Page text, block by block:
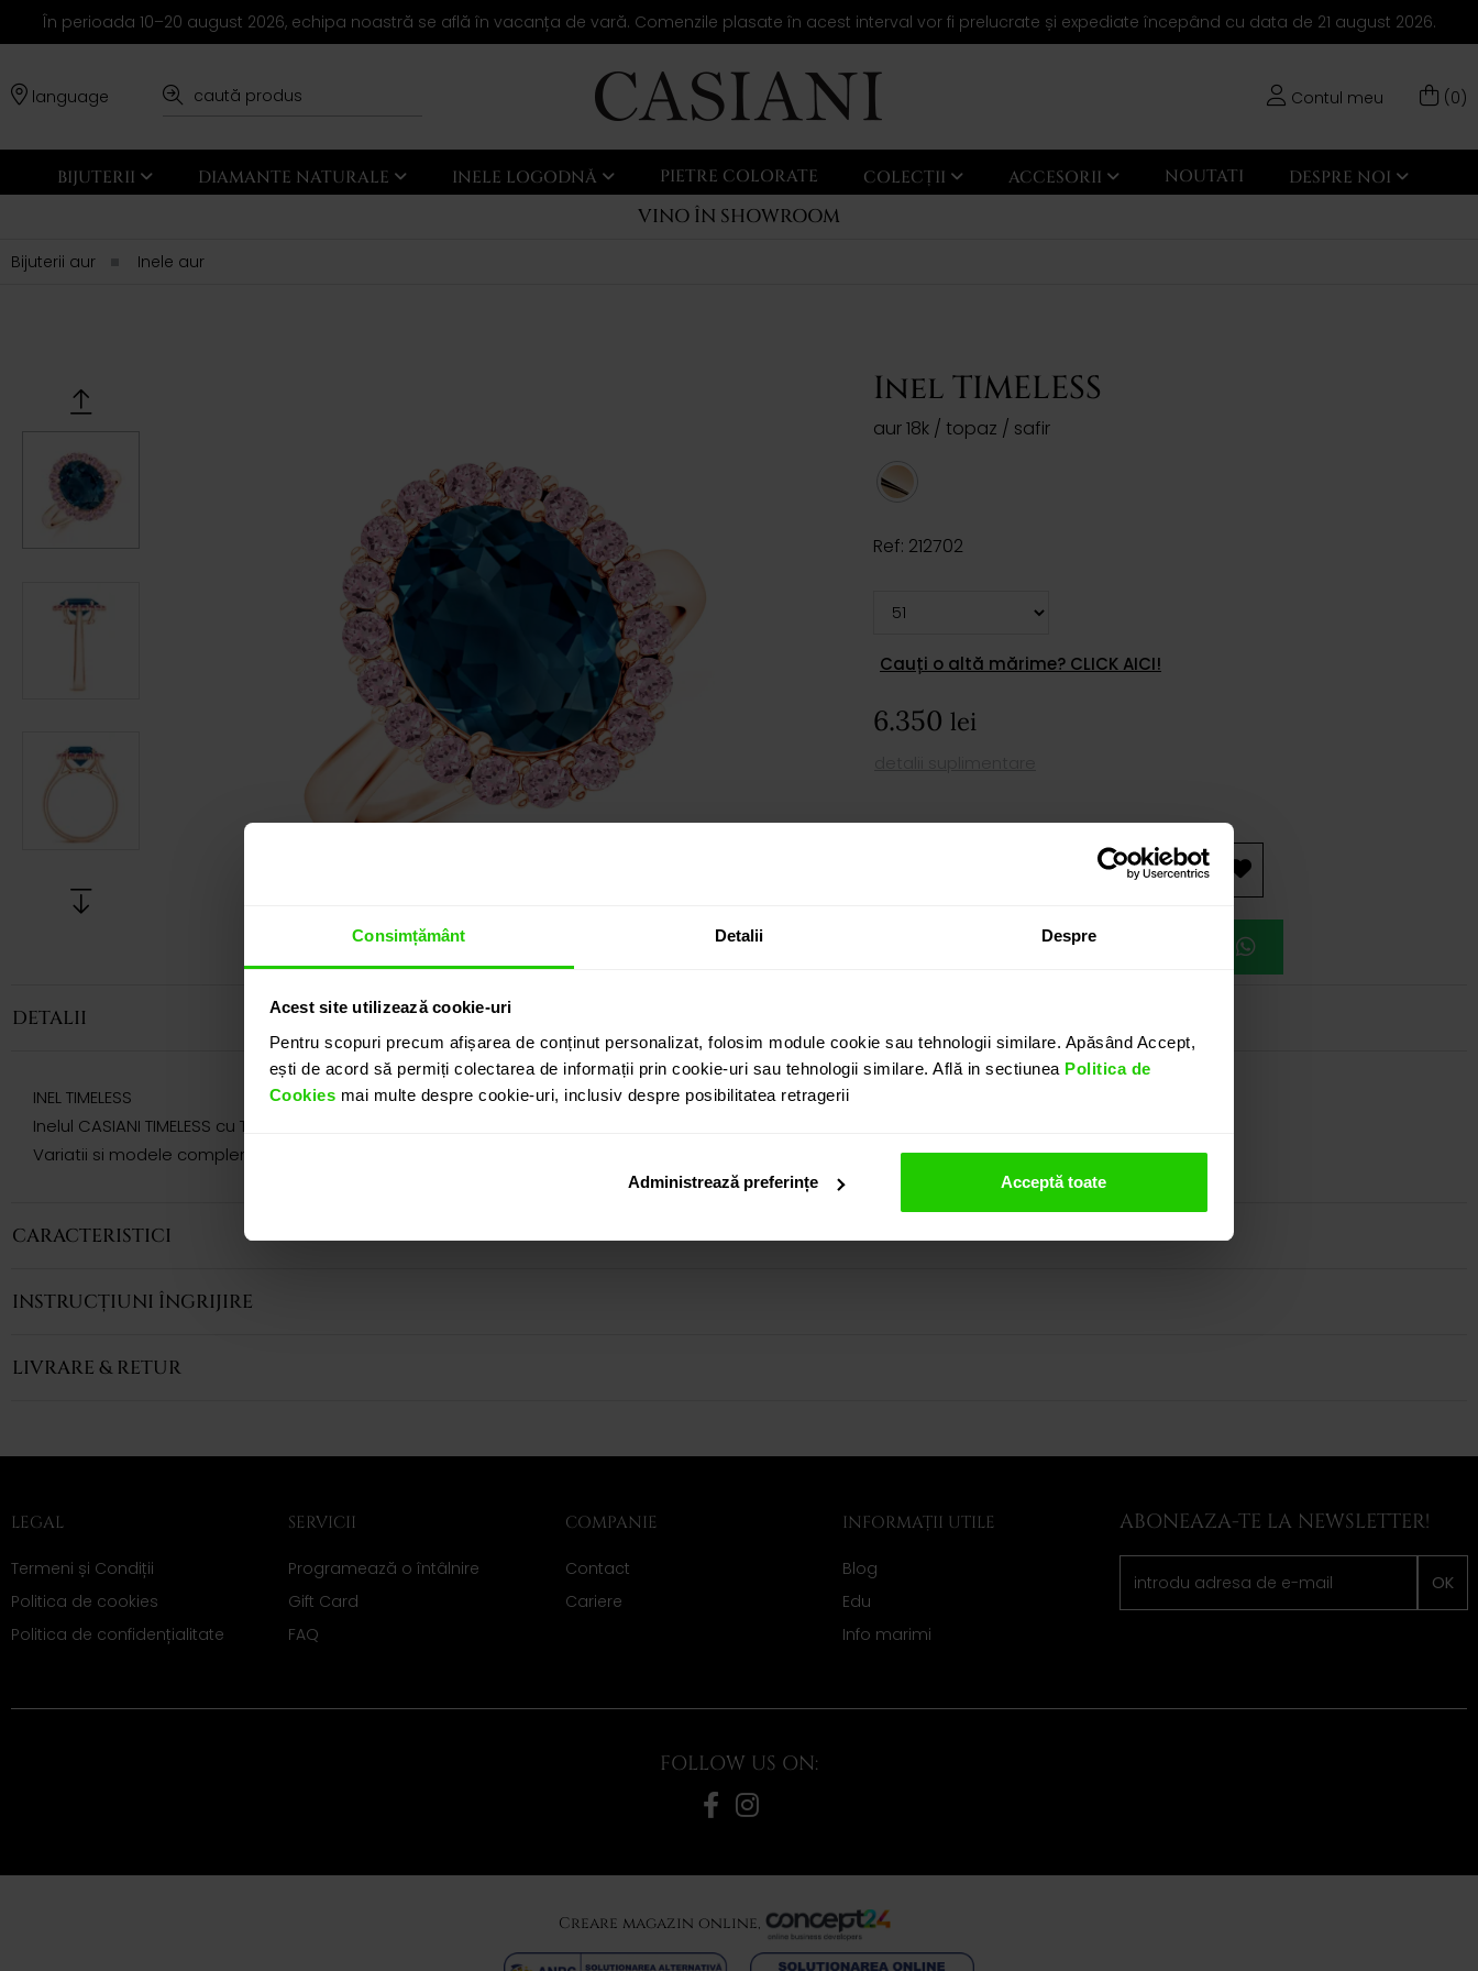
Consimțământ Detalii Despre
Acest site utilizează cookie-uri
Pentru scopuri precum afișarea de conținut personalizat, folosim module cookie sau tehnologii similare. Apăsând Accept,
ești de acord să permiți colectarea de informații prin cookie-uri sau tehnologii similare. Află in sectiunea Politica de
Cookies mai multe despre cookie-uri, inclusiv despre posibilitatea retragerii
Administrează preferințe Acceptă toate
În perioada 10–20 august 2026, echipa noastră se află în vacanța de vară. Comenzile plasate în acest interval vor fi prelucrate și expediate începând cu data de 21 august 2026.
language Contul meu (0)
BIJUTERII DIAMANTE NATURALE INELE LOGODNĂ PIETRE COLORATE COLECȚII ACCESORII NOUTATI DESPRE NOI
VINO ÎN SHOWROOM
Bijuterii aur Inele aur
Inel TIMELESS
aur 18k / topaz / safir
Ref: 212702
Cauți o altă mărime? CLICK AICI!
6.350 lei
ADAUGĂ ÎN COȘ
PROGRAMEAZĂ O ÎNTÂLNIRE
DETALII
INEL TIMELESS
Inelul CASIANI TIMELESS cu Topaz london si Safire roz este o bijuterie clasica si eleganta realizata in aur roz de 18k.
Variatii si modele complementare acestui produs puteti regasi atat in colectia prezentata pe site cat si vizitand showroom-ul nostru.
CARACTERISTICI
INSTRUCȚIUNI ÎNGRIJIRE
LIVRARE & RETUR
LEGAL
Termeni și Condiții
Politica de cookies
Politica de confidențialitate
SERVICII
Programează o întâlnire
Gift Card
FAQ
COMPANIE
Contact
Cariere
INFORMAȚII UTILE
Blog
Edu
Info marimi
ABONEAZA-TE LA NEWSLETTER!
OK
FOLLOW US ON:
Creare magazin online,